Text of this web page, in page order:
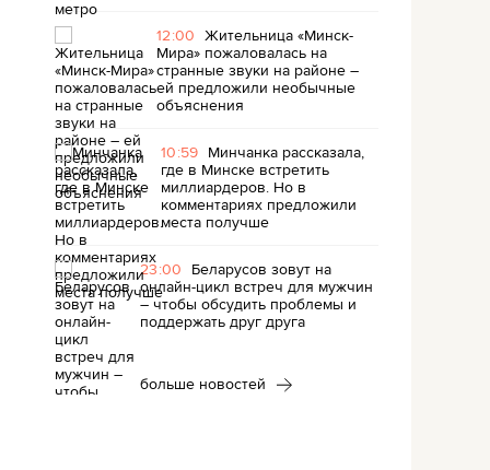
12:00 Жительница «Минск-
Мира» пожаловалась на
странные звуки на районе –
ей предложили необычные
объяснения
10:59 Минчанка рассказала,
где в Минске встретить
миллиардеров. Но в
комментариях предложили
места получше
23:00 Беларусов зовут на
онлайн-цикл встреч для мужчин
– чтобы обсудить проблемы и
поддержать друг друга
больше новостей